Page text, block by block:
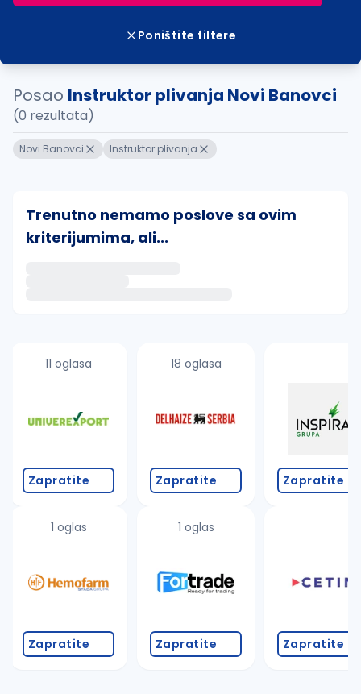
Poništite filtere
Posao Instruktor plivanja Novi Banovci
(0 rezultata)
Novi Banovci Instruktor plivanja
Trenutno nemamo poslove sa ovim
kriterijumima, ali...
proverite pravopisne greške (koristite č, ć, š, đ,
promenite odabrane filtere pretrage
11 oglasa
Zapratite
1 oglas
Zapratite
18 oglasa
Zapratite
1 oglas
Zapratite
Zapratite
Zapratite